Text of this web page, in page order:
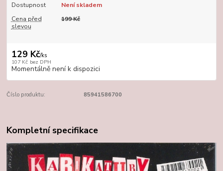
Dostupnost
Není skladem
Cena před
slevou
199 Kč
129 Kč/ks
107 Kč bez DPH
Momentálně není k dispozici
Číslo produktu: 85941586700
Kompletní specifikace